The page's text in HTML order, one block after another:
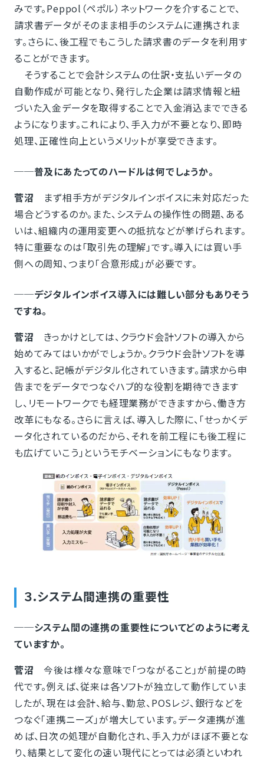
みです。Peppol（ペポル）ネットワークを介することで、
請求書データがそのまま相手のシステムに連携されま
す。さらに、後工程でもこうした請求書のデータを利用す
ることができます。
そうすることで会計システムの仕訳・支払いデータの
自動作成が可能となり、発行した企業は請求情報と紐
づいた入金データを取得することで入金消込までできる
ようになります。これにより、手入力が不要となり、即時
処理、正確性向上というメリットが享受できます。
──普及にあたってのハードルは何でしょうか。
菅沼 まず相手方がデジタルインボイスに未対応だった
場合どうするのか。また、システムの操作性の問題、ある
いは、組織内の運用変更への抵抗などが挙げられます。
特に重要なのは「取引先の理解」です。導入には買い手
側への周知、つまり「合意形成」が必要です。
──デジタルインボイス導入には難しい部分もありそう
ですね。
菅沼 きっかけとしては、クラウド会計ソフトの導入から
始めてみてはいかがでしょうか。クラウド会計ソフトを導
入すると、記帳がデジタル化されていきます。請求から申
告までをデータでつなぐハブ的な役割を期待できます
し、リモートワークでも経理業務ができますから、働き方
改革にもなる。さらに言えば、導入した際に、「せっかくデ
ータ化されているのだから、それを前工程にも後工程に
も広げていこう」というモチベーションにもなります。
３.システム間連携の重要性
──システム間の連携の重要性についてどのように考え
ていますか。
菅沼 今後は様々な意味で「つながること」が前提の時
代です。例えば、従来は各ソフトが独立して動作していま
したが、現在は会計、給与、勤怠、POSレジ、銀行などを
つなぐ「連携ニーズ」が増大しています。データ連携が進
めば、日次の処理が自動化され、手入力がほぼ不要とな
り、結果として変化の速い現代にとっては必須といわれ